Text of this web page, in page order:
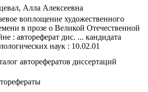
Алла Алексеевна
воплощение художественного
в прозе о Великой Отечественной
: автореферат дис. ... кандидата
наук : 10.02.01
авторефератов диссертаций